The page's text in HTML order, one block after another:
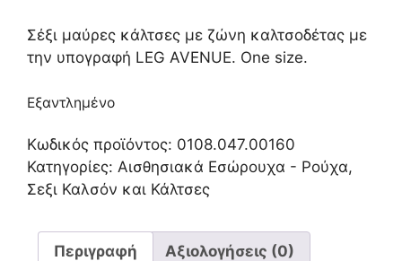
Σέξι μαύρες κάλτσες με ζώνη καλτσοδέτας με
την υπογραφή LEG AVENUE. One size.
Εξαντλημένο
Κωδικός προϊόντος: 0108.047.00160
Κατηγορίες: Αισθησιακά Εσώρουχα - Ρούχα,
Σεξι Καλσόν και Κάλτσες
Περιγραφή Αξιολογήσεις (0)